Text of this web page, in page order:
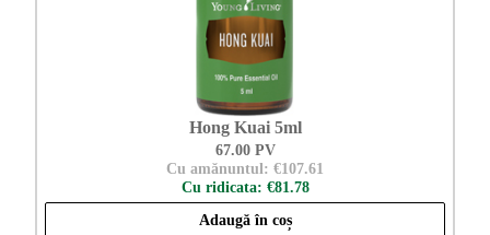
Hong Kuai 5ml
67.00 PV
Cu amănuntul: €107.61
Cu ridicata: €81.78
Adaugă în coș